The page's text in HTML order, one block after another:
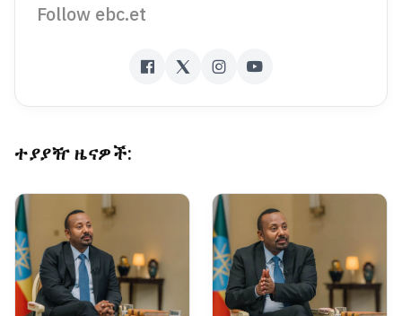
Follow ebc.et
ተያያዥ ዜናዎች: